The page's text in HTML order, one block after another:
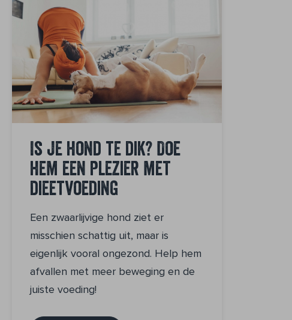
Is je hond te dik? Doe
hem een plezier met
dieetvoeding
Een zwaarlijvige hond ziet er
misschien schattig uit, maar is
eigenlijk vooral ongezond. Help hem
afvallen met meer beweging en de
juiste voeding!